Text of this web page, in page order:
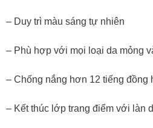
– Duy trì màu sáng tự nhiên
– Phù hợp với mọi loại da mỏng
– Chống nắng hơn 12 tiếng đồng
– Kết thúc lớp trang điểm với làn